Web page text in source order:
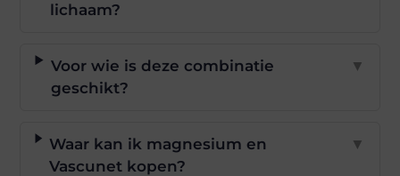
lichaam?
Voor wie is deze combinatie
geschikt?
▼
Waar kan ik magnesium en
Vascunet kopen?
▼